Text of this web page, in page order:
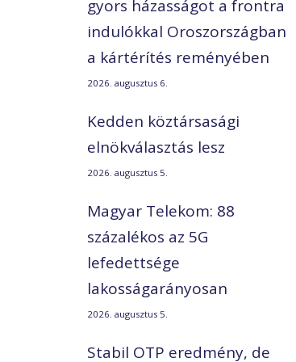
gyors házasságot a frontra
indulókkal Oroszországban
a kártérítés reményében
2026. augusztus 6.
Kedden köztársasági
elnökválasztás lesz
2026. augusztus 5.
Magyar Telekom: 88
százalékos az 5G
lefedettsége
lakosságarányosan
2026. augusztus 5.
Stabil OTP eredmény, de